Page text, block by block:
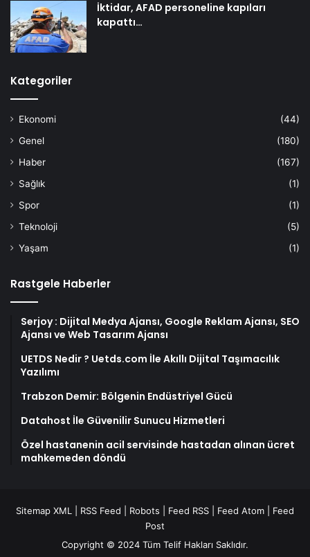
İktidar, AFAD personeline kapıları
kapattı…
Kategoriler
Ekonomi
(44)
Genel
(180)
Haber
(167)
Sağlık
(1)
Spor
(1)
Teknoloji
(5)
Yaşam
(1)
Rastgele Haberler
Serjoy : Dijital Medya Ajansı, Google Reklam Ajansı, SEO
Ajansı ve Web Tasarım Ajansı
UETDS Nedir ? Uetds.com İle Akıllı Dijital Taşımacılık
Yazılımı
Trabzon Demir: Bölgenin Endüstriyel Gücü
Datahost İle Güvenilir Sunucu Hizmetleri
Özel hastanenin acil servisinde hastadan alınan ücret
mahkemeden döndü
Sitemap XML RSS Feed Robots Feed RSS Feed Atom
Feed
Post
Copyright © 2024 Tüm Telif Hakları Saklıdır.